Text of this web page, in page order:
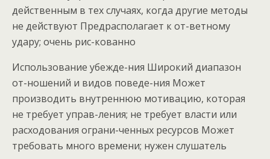
действенным в тех случаях, когда другие методы
не действуют Предрасполагает к от-ветному
удару; очень рис-кованно
Использование убежде-ния Широкий диапазон
от-ношений и видов поведе-ния Может
производить внутреннюю мотивацию, которая
не требует управ-ления; не требует власти или
расходования ограни-ченных ресурсов Может
требовать много времени; нужен слушатель